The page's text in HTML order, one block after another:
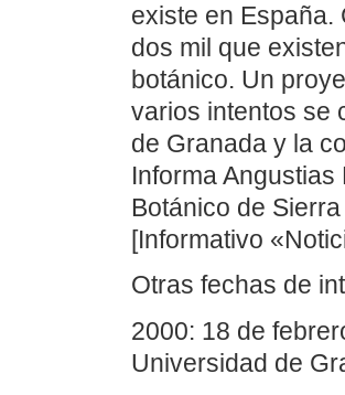
existe en España.
dos mil que
botánico. Un
varios intentos se
de Granada y la
Informa
Botánico de
[Informativo
Otras fechas de
2000: 18 de
Universidad de